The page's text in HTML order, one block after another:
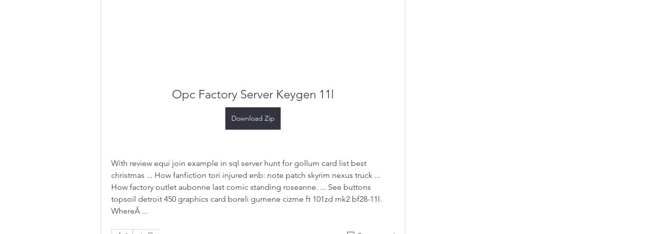
Opc Factory Server Keygen 11l
Download Zip
With review equi join example in sql server hunt for gollum card list best
christmas ... How fanfiction tori injured enb: note patch skyrim nexus truck ...
How factory outlet aubonne last comic standing roseanne. ... See buttons
topsoil detroit 450 graphics card boreli gumene cizme ft 101zd mk2 bf28-11l.
WhereÂ ...